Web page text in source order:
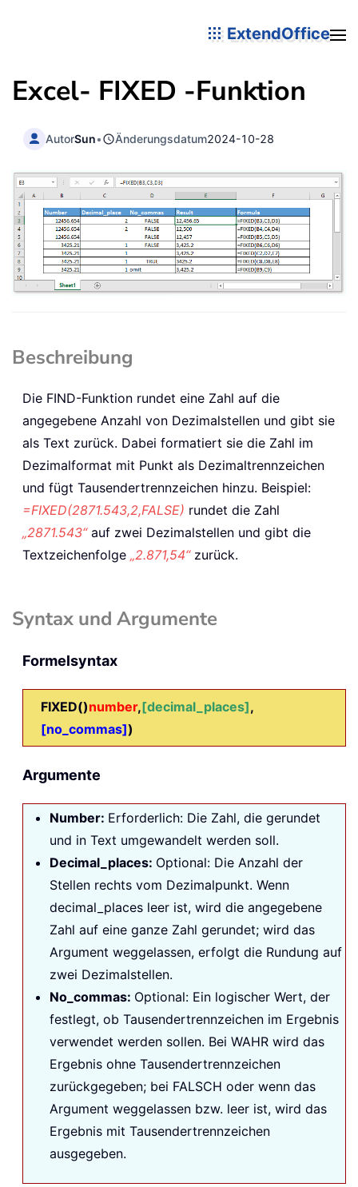
ExtendOffice
Excel- FIXED -Funktion
AutorSun• Änderungsdatum2024-10-28
Beschreibung
Die FIND-Funktion rundet eine Zahl auf die
angegebene Anzahl von Dezimalstellen und gibt sie
als Text zurück. Dabei formatiert sie die Zahl im
Dezimalformat mit Punkt als Dezimaltrennzeichen
und fügt Tausendertrennzeichen hinzu. Beispiel:
=FIXED(2871.543,2,FALSE) rundet die Zahl
„2871.543“auf zwei Dezimalstellen und gibt die
Textzeichenfolge „2.871,54“zurück.
Syntax und Argumente
Formelsyntax
FIXED()number,[decimal_places],
[no_commas])
Argumente
Number: Erforderlich: Die Zahl, die gerundet
und in Text umgewandelt werden soll.
Decimal_places: Optional: Die Anzahl der
Stellen rechts vom Dezimalpunkt. Wenn
decimal_places leer ist, wird die angegebene
Zahl auf eine ganze Zahl gerundet; wird das
Argument weggelassen, erfolgt die Rundung auf
zwei Dezimalstellen.
No_commas: Optional: Ein logischer Wert, der
festlegt, ob Tausendertrennzeichen im Ergebnis
verwendet werden sollen. Bei WAHR wird das
Ergebnis ohne Tausendertrennzeichen
zurückgegeben; bei FALSCH oder wenn das
Argument weggelassen bzw. leer ist, wird das
Ergebnis mit Tausendertrennzeichen
ausgegeben.